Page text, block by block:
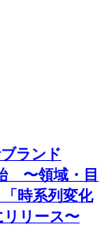
ランド
〜領域・目
時系列変化
リース〜